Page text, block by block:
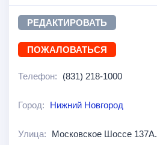
РЕДАКТИРОВАТЬ
ПОЖАЛОВАТЬСЯ
Телефон: (831) 218-1000
Город: Нижний Новгород
Улица: Московское Шоссе 137А.